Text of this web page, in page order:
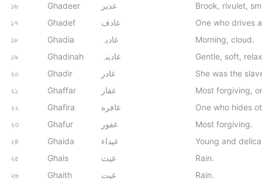
১৬
Ghadeer غدیر
Brook, rivulet,
১৭
Ghadef غادف
One who drives
১৮
Ghadia غادیہ
Morning, cloud.
১৯
Ghadinah غادينہ
Gentle, soft,
২০
Ghadir غادر
She was the
২১
Ghaffar غفار
Most forgiving,
২২
Ghafira غافره
One who hides
২৩
Ghafur غفور
Most forgiving.
২৪
Ghaida غیداء
Young and
২৫
Ghais غیث
Rain.
২৬
Ghaith غیت
Rain.